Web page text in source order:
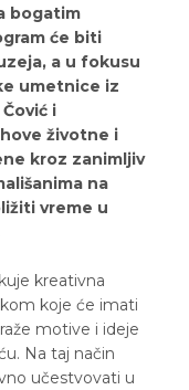
bogatim
će biti
a u fokusu
umetnice iz
i
životne i
kroz zanimljiv
na
vreme u
kreativna
koje će imati
motive i ideje
Na taj način
učestvovati u